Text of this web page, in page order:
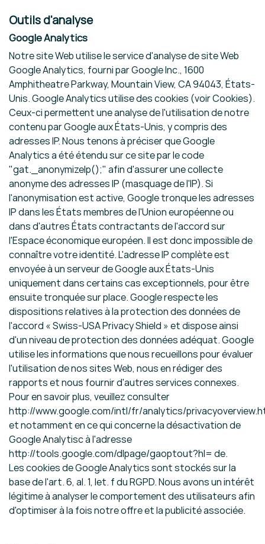
Outils d'analyse
Google Analytics
Notre site Web utilise le service d'analyse de site Web
Google Analytics, fourni par Google Inc., 1600
Amphitheatre Parkway, Mountain View, CA 94043, États-
Unis. Google Analytics utilise des cookies (voir Cookies).
Ceux-ci permettent une analyse de l'utilisation de notre
contenu par Google aux États-Unis, y compris des
adresses IP. Nous tenons à préciser que Google
Analytics a été étendu sur ce site par le code
"gat._anonymizeIp();" afin d'assurer une collecte
anonyme des adresses IP (masquage de l'IP). Si
l'anonymisation est active, Google tronque les adresses
IP dans les États membres de l'Union européenne ou
dans d'autres États contractants de l'accord sur
l'Espace économique européen. Il est donc impossible de
connaître votre identité. L'adresse IP complète est
envoyée à un serveur de Google aux États-Unis
uniquement dans certains cas exceptionnels, pour être
ensuite tronquée sur place. Google respecte les
dispositions relatives à la protection des données de
l'accord « Swiss-USA Privacy Shield » et dispose ainsi
d'un niveau de protection des données adéquat. Google
utilise les informations que nous recueillons pour évaluer
l'utilisation de nos sites Web, nous en rédiger des
rapports et nous fournir d'autres services connexes.
Pour en savoir plus, veuillez consulter
http://www.google.com/intl/fr/analytics/
et notamment en ce qui concerne la désactivation de
Google Analytisc à l'adresse
http://tools.google.com/dlpage/gaoptout?hl= de.
Les cookies de Google Analytics sont stockés sur la
base de l'art. 6, al. 1, let. f du RGPD. Nous avons un intérêt
légitime à analyser le comportement des utilisateurs afin
d'optimiser à la fois notre offre et la publicité associée.